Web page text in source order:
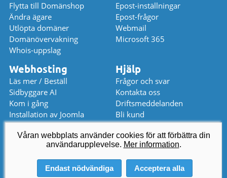
Flytta till Domänshop
Ändra ägare
Utlöpta domäner
Domänövervakning
Whois-uppslag
Epost-inställningar
Epost-frågor
Webmail
Microsoft 365
Webhosting
Läs mer / Beställ
Sidbyggare AI
Kom i gång
Installation av Joomla
Installation av WordPress
Hjälp
Frågor och svar
Kontakta oss
Driftsmeddelanden
Bli kund
Prislista
kundservice@domanshop.se
08 559 367 52 (08-17)
© 2026 Domeneshop AS ·Om oss·
Våran webbplats använder cookies för att förbättra din
användarupplevelse. Mer information.
Endast nödvändiga Acceptera alla